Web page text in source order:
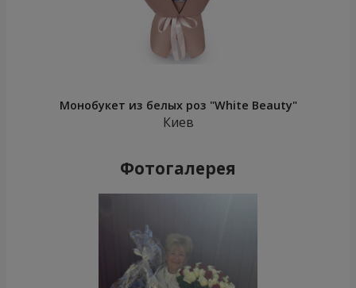
Монобукет из белых роз "White Beauty"
Киев
Фотогалерея